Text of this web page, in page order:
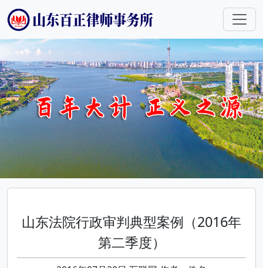
山东法院行政审判典型案例（2016年
第二季度）